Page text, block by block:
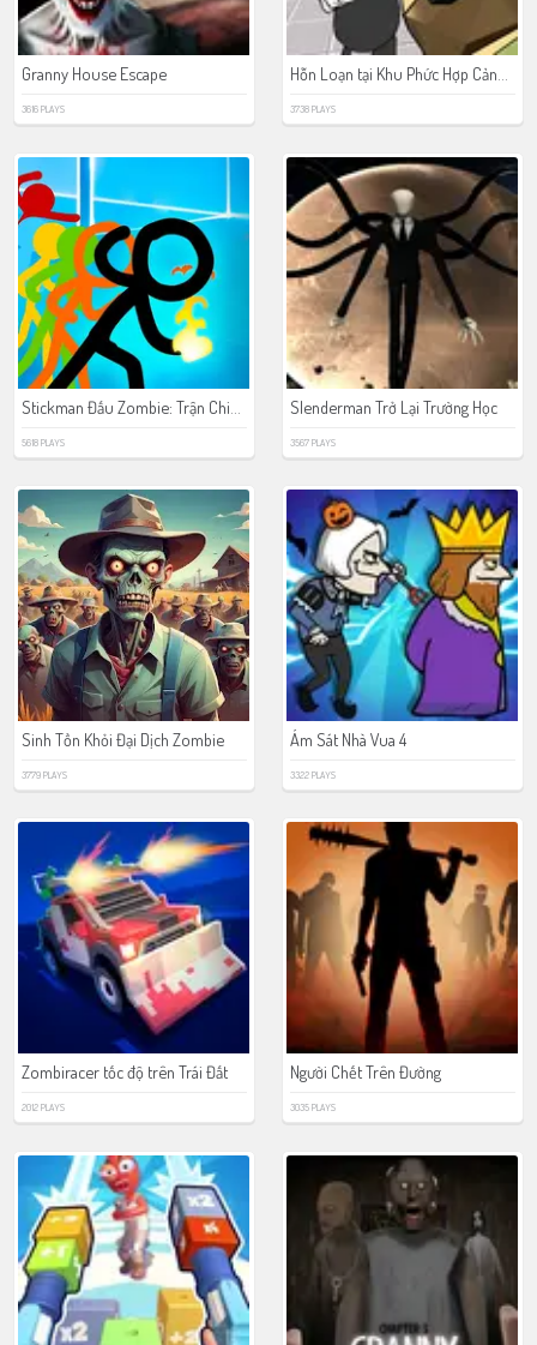
Granny House Escape
3616 PLAYS
Hỗn Loạn tại Khu Phức Hợp Cảnh Sát
3738 PLAYS
5618 PLAYS
Slenderman Trở Lại Trường Học
3567 PLAYS
Sinh Tồn Khỏi Đại Dịch Zombie
3779 PLAYS
Ám Sát Nhà Vua 4
3322 PLAYS
Zombiracer tốc độ trên Trái Đất
2012 PLAYS
Người Chết Trên Đường
3035 PLAYS